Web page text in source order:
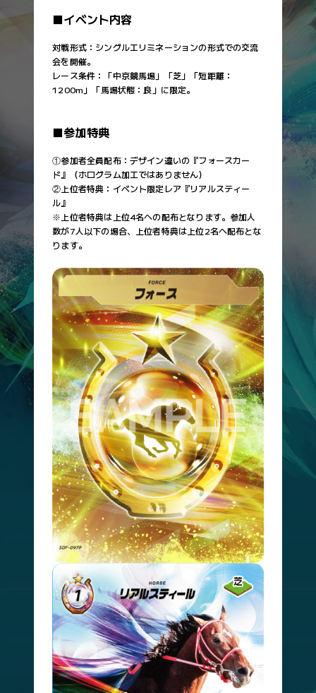
■イベント内容
対戦形式：シングルエリミネーションの形式での交流
会を開催。
レース条件：「中京競馬場」「芝」「短距離：
1200m」「馬場状態：良」に限定。
■参加特典
①参加者全員配布：デザイン違いの『フォースカー
ド』（ホログラム加工ではありません）
②上位者特典：イベント限定レア『リアルスティー
ル』
※上位者特典は上位4名への配布となります。参加人
数が7人以下の場合、上位者特典は上位2名へ配布とな
ります。
SDF-44
サトノダイヤモンド
SDF-46
ドゥラメンテ
SDF-49
イクイノックス
SDF-51
エピファネイア
SDF-57
アイテムカード
カードNo.
カード名
SDF-66
ブリンカー
SDF-67
ブローバンド
SDF-70
鞍
SDF-71
SDF-72
猛追
SDF-74
鞭
SDF-78
ヘルメット
SDF-79
ゴーグル
状況カード
カードNo.
カード名
SDF-83
かんかん照り
SDF-84
大雨
フォースカード
カードNo.
カード名
SDF-92
フォース 先行
SDF-93
フォース 差し
SDF-97
フォース 中距離
SDF-99
フォース
SDF-013
アルアイン
SDF-014
レイエンダ
SDF-015
インダストリア
SDF-016
アスコリピチェーノ
SDF-018
キングカメハメハ
SDF-020
SDF-022
インディチャンプ
SDF-023
マジックタイム
SDF-025
SDF-027
シュネルマイスター
SDF-033
SDF-034
ラブリーデイ
SDF-035
ドウデュース
SDF-037
リバティアイランド
SDF-039
ポタジェ
SDF-041
サトノクラウン
SDF-042
シャフリヤール
SDF-043
ジェンティルドンナ
SDF-047
ディープインパクト
SDF-048
アーモンドアイ
SDF-050
ブラストワンピース
SDF-052
レノヴァール
SDF-053
ボスジラ
SDF-054
グロンディオーズ
SDF-056
オーソリティ
SDF-058
アイポッパー
SDF-059
プレストウィック
SDF-060
ユーキャンスマイル
SDF-061
セファーラジエル
SDF-062
ダンビュライト
SDF-063
アイスバブル
SDF-064
フェイムゲーム
SDF-065
モンドインテロ
不良